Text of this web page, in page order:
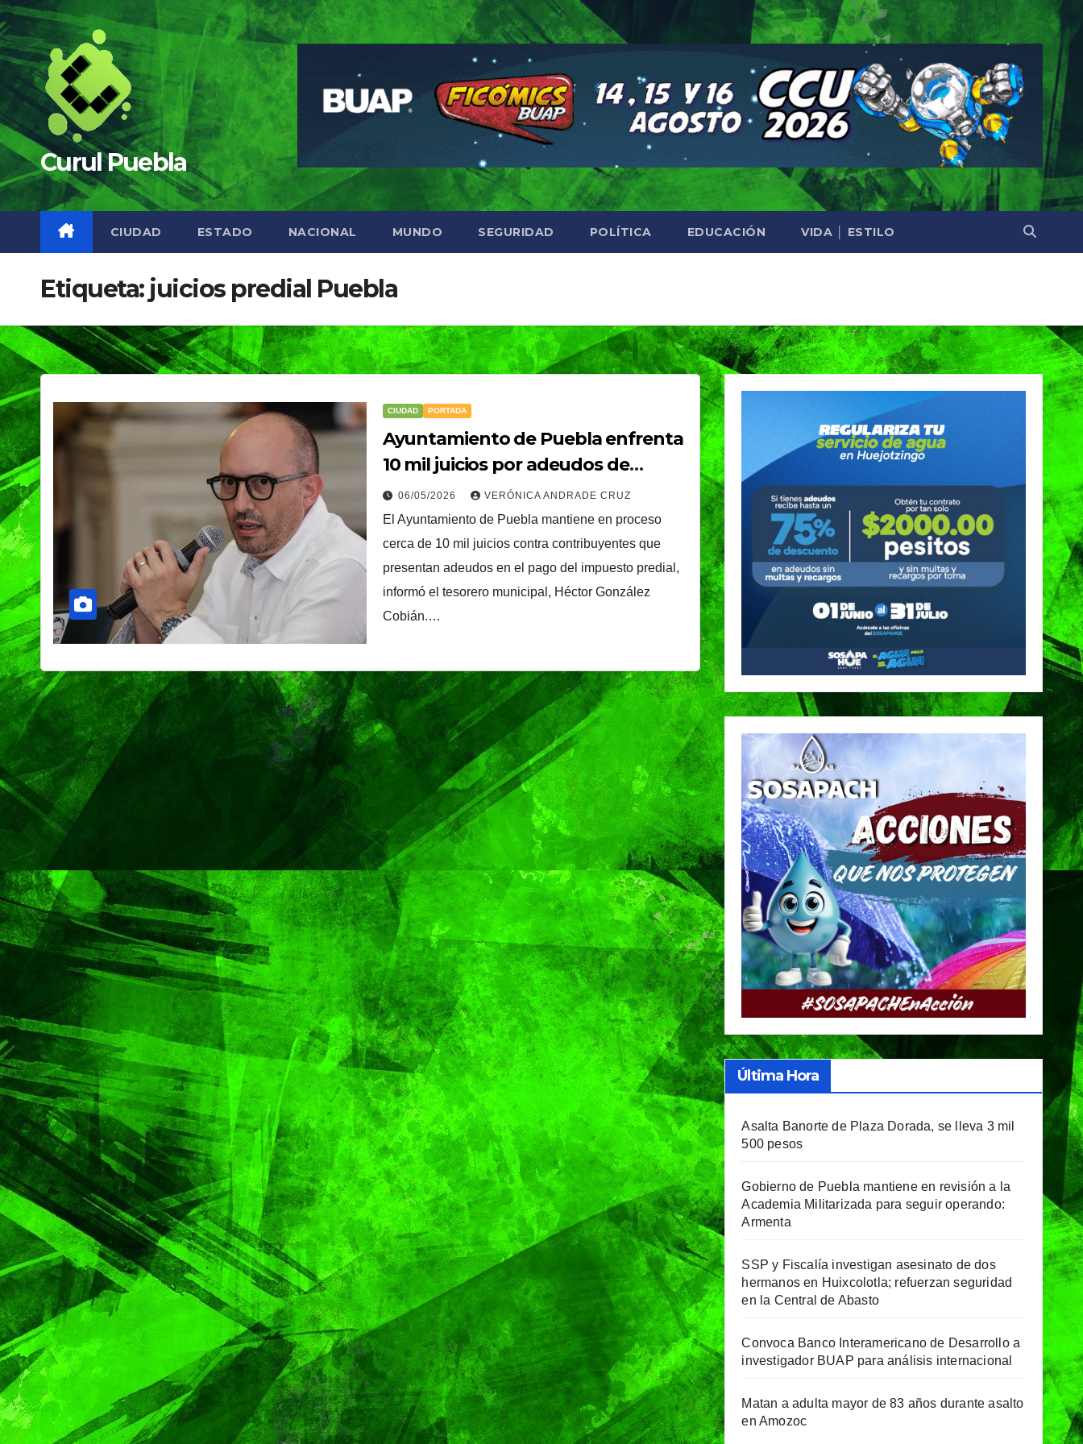
Saltar
al
contenido
Curul Puebla
CIUDAD ESTADO NACIONAL MUNDO SEGURIDAD POLÍTICA EDUCACIÓN VIDA │ ESTILO
Etiqueta: juicios predial Puebla
CIUDAD PORTADA
Ayuntamiento de Puebla enfrenta
10 mil juicios por adeudos de
predial; buscan recuperar cartera
vencida
06/05/2026 VERÓNICA ANDRADE CRUZ
El Ayuntamiento de Puebla mantiene en proceso
cerca de 10 mil juicios contra contribuyentes que
presentan adeudos en el pago del impuesto predial,
informó el tesorero municipal, Héctor González
Cobián.…
Última Hora
Asalta Banorte de Plaza Dorada, se lleva 3 mil
500 pesos
Gobierno de Puebla mantiene en revisión a la
Academia Militarizada para seguir operando:
Armenta
SSP y Fiscalía investigan asesinato de dos
hermanos en Huixcolotla; refuerzan seguridad
en la Central de Abasto
Convoca Banco Interamericano de Desarrollo a
investigador BUAP para análisis internacional
Matan a adulta mayor de 83 años durante asalto
en Amozoc